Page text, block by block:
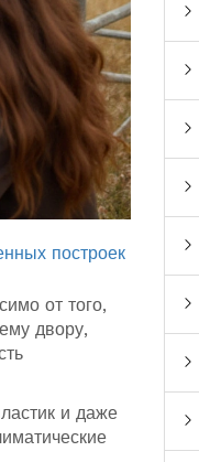
построек
от того,
двору,
и даже